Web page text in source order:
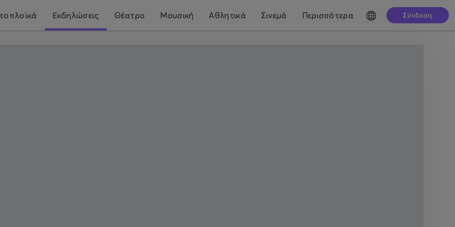
Εκδηλώσεις Θέατρο Μουσική Αθλητικά Σινεμά Περισσότερα Σύνδεση